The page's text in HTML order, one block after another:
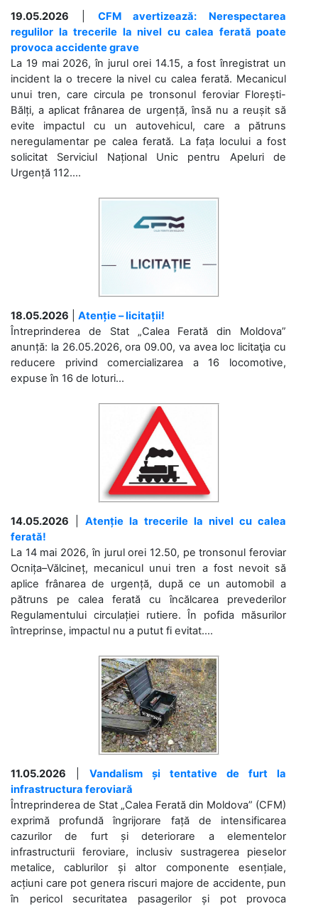
19.05.2026
CFM avertizează: Nerespectarea
regulilor la trecerile la nivel cu calea ferată poate
provoca accidente grave
La 19 mai 2026, în jurul orei 14.15, a fost înregistrat un
incident la o trecere la nivel cu calea ferată. Mecanicul
unui tren, care circula pe tronsonul feroviar Florești-
Bălți, a aplicat frânarea de urgență, însă nu a reușit să
evite impactul cu un autovehicul, care a pătruns
neregulamentar pe calea ferată. La fața locului a fost
solicitat Serviciul Național Unic pentru Apeluri de
Urgență 112....
18.05.2026
Atenție – licitații!
Întreprinderea de Stat „Calea Ferată din Moldova”
anunță: la 26.05.2026, ora 09.00, va avea loc licitaţia cu
reducere privind comercializarea a 16 locomotive,
expuse în 16 de loturi...
14.05.2026
Atenție la trecerile la nivel cu calea
ferată!
La 14 mai 2026, în jurul orei 12.50, pe tronsonul feroviar
Ocnița–Vălcineț, mecanicul unui tren a fost nevoit să
aplice frânarea de urgență, după ce un automobil a
pătruns pe calea ferată cu încălcarea prevederilor
Regulamentului circulației rutiere. În pofida măsurilor
întreprinse, impactul nu a putut fi evitat....
11.05.2026
Vandalism și tentative de furt la
infrastructura feroviară
Întreprinderea de Stat „Calea Ferată din Moldova” (CFM)
exprimă profundă îngrijorare față de intensificarea
cazurilor de furt și deteriorare a elementelor
infrastructurii feroviare, inclusiv sustragerea pieselor
metalice, cablurilor și altor componente esențiale,
acțiuni care pot genera riscuri majore de accidente, pun
în pericol securitatea pasagerilor și pot provoca